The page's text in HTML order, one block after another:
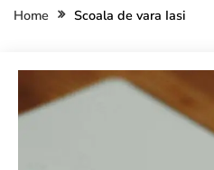
Home Scoala de vara Iasi